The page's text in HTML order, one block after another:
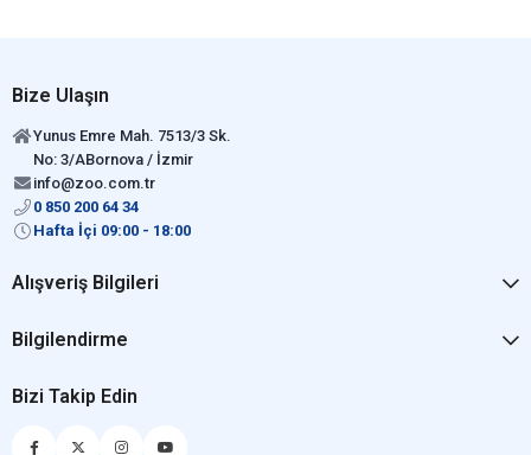
Bize Ulaşın
Yunus Emre Mah. 7513/3 Sk.
No: 3/ABornova / İzmir
info@zoo.com.tr
0 850 200 64 34
Hafta İçi 09:00 - 18:00
Alışveriş Bilgileri
Bilgilendirme
Bizi Takip Edin